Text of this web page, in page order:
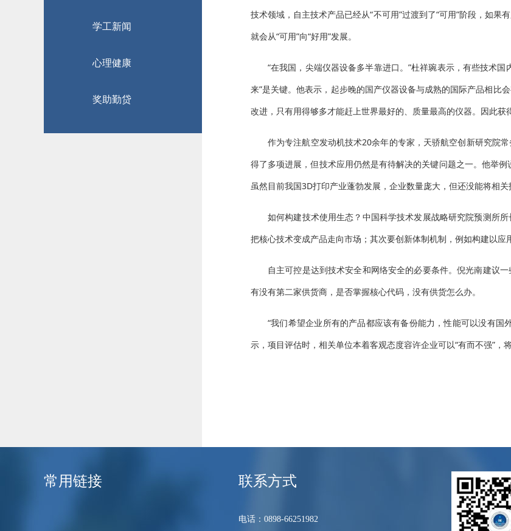
学工新闻
心理健康
奖助勤贷
技术领域，自主技术产品已经从“不可用”过渡到了“可用”阶段，如
就会从“可用”向“好用”发展。
“在我国，尖端仪器设备多半靠进口。”杜祥琬表示，有些技术
来”是关键。他表示，起步晚的国产仪器设备与成熟的国际产品相比
改进，只有用得够多才能赶上世界最好的、质量最高的仪器。因此获
作为专注航空发动机技术20余年的专家，天骄航空创新研究院
得了多项进展，但技术应用仍然是有待解决的关键问题之一。他举
虽然目前我国3D打印产业蓬勃发展，企业数量庞大，但还没能将相关
如何构建技术使用生态？中国科学技术发展战略研究院预测所
把核心技术变成产品走向市场；其次要创新体制机制，例如构建以应
自主可控是达到技术安全和网络安全的必要条件。倪光南建议
有没有第二家供货商，是否掌握核心代码，没有供货怎么办。
“我们希望企业所有的产品都应该有备份能力，性能可以没有
示，项目评估时，相关单位本着客观态度容许企业可以“有而不强”，
常用链接 联系方式
电话：0898-66251982